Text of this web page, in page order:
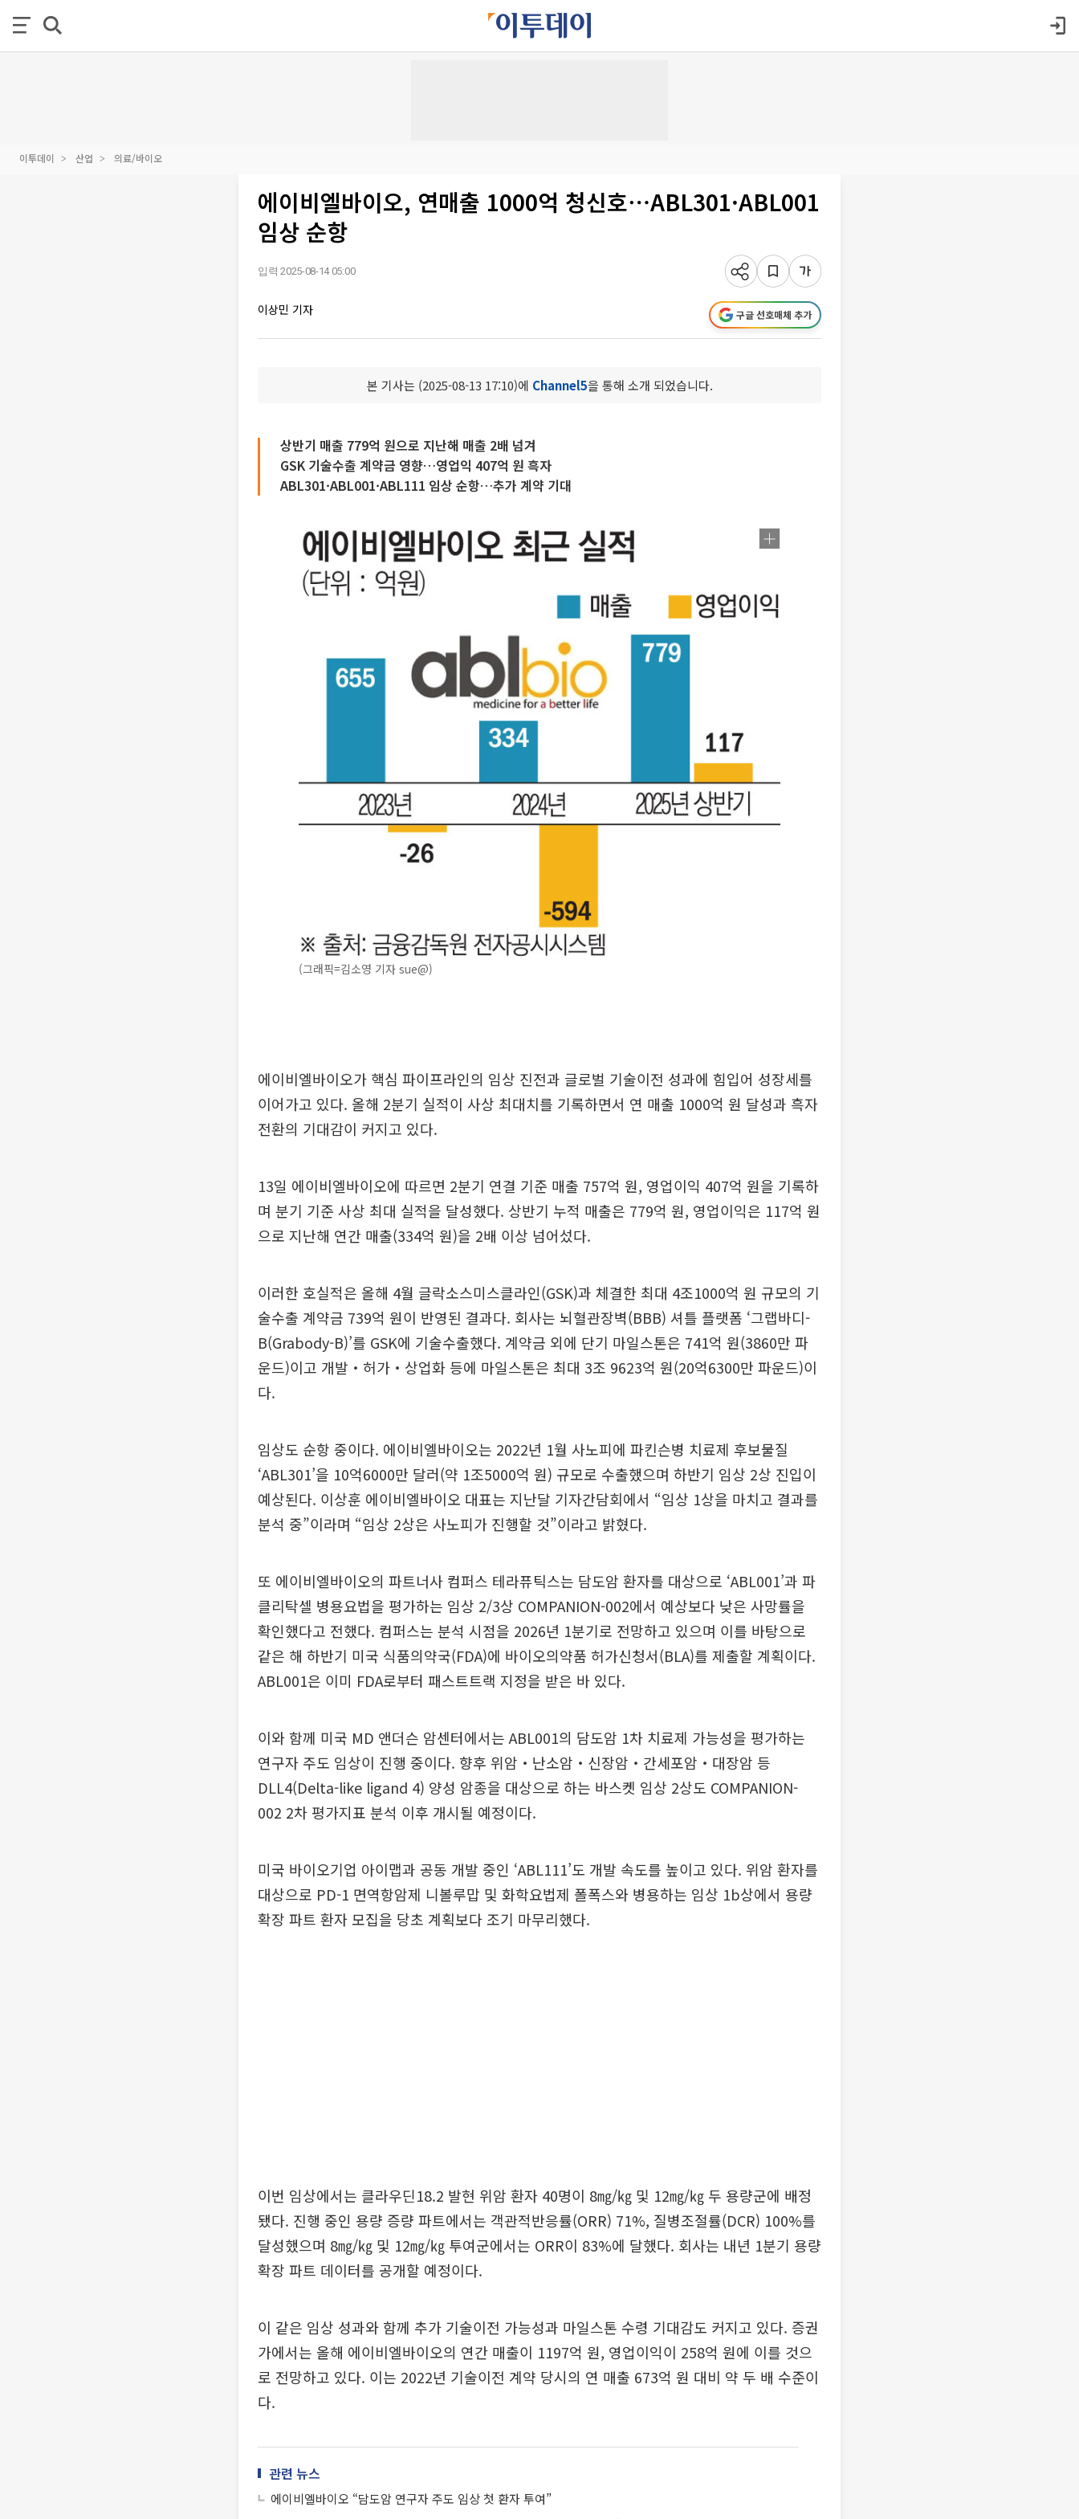
이투데이 산업 의료/바이오
에이비엘바이오, 연매출 1000억 청신호⋯ABL301·ABL001
임상 순항
입력 2025-08-14 05:00
이상민 기자 구글 선호매체 추가
본 기사는 (2025-08-13 17:10)에 Channel5을 통해 소개 되었습니다.
상반기 매출 779억 원으로 지난해 매출 2배 넘겨
GSK 기술수출 계약금 영향…영업익 407억 원 흑자
ABL301·ABL001·ABL111 임상 순항…추가 계약 기대
(그래픽=김소영 기자 sue@)
에이비엘바이오가 핵심 파이프라인의 임상 진전과 글로벌 기술이전 성과에 힘입어 성장세를
이어가고 있다. 올해 2분기 실적이 사상 최대치를 기록하면서 연 매출 1000억 원 달성과 흑자
전환의 기대감이 커지고 있다.
13일 에이비엘바이오에 따르면 2분기 연결 기준 매출 757억 원, 영업이익 407억 원을 기록하
며 분기 기준 사상 최대 실적을 달성했다. 상반기 누적 매출은 779억 원, 영업이익은 117억 원
으로 지난해 연간 매출(334억 원)을 2배 이상 넘어섰다.
이러한 호실적은 올해 4월 글락소스미스클라인(GSK)과 체결한 최대 4조1000억 원 규모의 기
술수출 계약금 739억 원이 반영된 결과다. 회사는 뇌혈관장벽(BBB) 셔틀 플랫폼 ‘그랩바디-
B(Grabody-B)’를 GSK에 기술수출했다. 계약금 외에 단기 마일스톤은 741억 원(3860만 파
운드)이고 개발‧허가‧상업화 등에 마일스톤은 최대 3조 9623억 원(20억6300만 파운드)이
다.
임상도 순항 중이다. 에이비엘바이오는 2022년 1월 사노피에 파킨슨병 치료제 후보물질
‘ABL301’을 10억6000만 달러(약 1조5000억 원) 규모로 수출했으며 하반기 임상 2상 진입이
예상된다. 이상훈 에이비엘바이오 대표는 지난달 기자간담회에서 “임상 1상을 마치고 결과를
분석 중”이라며 “임상 2상은 사노피가 진행할 것”이라고 밝혔다.
또 에이비엘바이오의 파트너사 컴퍼스 테라퓨틱스는 담도암 환자를 대상으로 ‘ABL001’과 파
클리탁셀 병용요법을 평가하는 임상 2/3상 COMPANION-002에서 예상보다 낮은 사망률을
확인했다고 전했다. 컴퍼스는 분석 시점을 2026년 1분기로 전망하고 있으며 이를 바탕으로
같은 해 하반기 미국 식품의약국(FDA)에 바이오의약품 허가신청서(BLA)를 제출할 계획이다.
ABL001은 이미 FDA로부터 패스트트랙 지정을 받은 바 있다.
이와 함께 미국 MD 앤더슨 암센터에서는 ABL001의 담도암 1차 치료제 가능성을 평가하는
연구자 주도 임상이 진행 중이다. 향후 위암‧난소암‧신장암‧간세포암‧대장암 등
DLL4(Delta-like ligand 4) 양성 암종을 대상으로 하는 바스켓 임상 2상도 COMPANION-
002 2차 평가지표 분석 이후 개시될 예정이다.
미국 바이오기업 아이맵과 공동 개발 중인 ‘ABL111’도 개발 속도를 높이고 있다. 위암 환자를
대상으로 PD-1 면역항암제 니볼루맙 및 화학요법제 폴폭스와 병용하는 임상 1b상에서 용량
확장 파트 환자 모집을 당초 계획보다 조기 마무리했다.
이번 임상에서는 클라우딘18.2 발현 위암 환자 40명이 8㎎/㎏ 및 12㎎/㎏ 두 용량군에 배정
됐다. 진행 중인 용량 증량 파트에서는 객관적반응률(ORR) 71%, 질병조절률(DCR) 100%를
달성했으며 8㎎/㎏ 및 12㎎/㎏ 투여군에서는 ORR이 83%에 달했다. 회사는 내년 1분기 용량
확장 파트 데이터를 공개할 예정이다.
이 같은 임상 성과와 함께 추가 기술이전 가능성과 마일스톤 수령 기대감도 커지고 있다. 증권
가에서는 올해 에이비엘바이오의 연간 매출이 1197억 원, 영업이익이 258억 원에 이를 것으
로 전망하고 있다. 이는 2022년 기술이전 계약 당시의 연 매출 673억 원 대비 약 두 배 수준이
다.
관련 뉴스
에이비엘바이오 “담도암 연구자 주도 임상 첫 환자 투여”